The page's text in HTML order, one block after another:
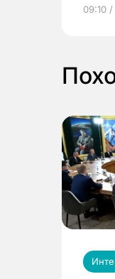
09:10